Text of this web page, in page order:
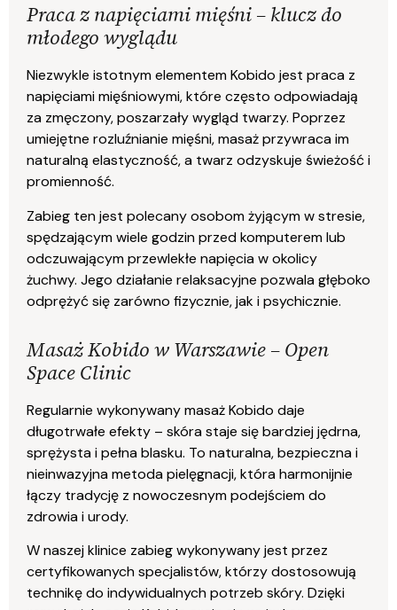
Praca z napięciami mięśni – klucz do
młodego wyglądu
Niezwykle istotnym elementem Kobido jest praca z
napięciami mięśniowymi, które często odpowiadają
za zmęczony, poszarzały wygląd twarzy. Poprzez
umiejętne rozluźnianie mięśni, masaż przywraca im
naturalną elastyczność, a twarz odzyskuje świeżość i
promienność.
Zabieg ten jest polecany osobom żyjącym w stresie,
spędzającym wiele godzin przed komputerem lub
odczuwającym przewlekłe napięcia w okolicy
żuchwy. Jego działanie relaksacyjne pozwala głęboko
odprężyć się zarówno fizycznie, jak i psychicznie.
Masaż Kobido w Warszawie – Open
Space Clinic
Regularnie wykonywany masaż Kobido daje
długotrwałe efekty – skóra staje się bardziej jędrna,
sprężysta i pełna blasku. To naturalna, bezpieczna i
nieinwazyjna metoda pielęgnacji, która harmonijnie
łączy tradycję z nowoczesnym podejściem do
zdrowia i urody.
W naszej klinice zabieg wykonywany jest przez
certyfikowanych specjalistów, którzy dostosowują
technikę do indywidualnych potrzeb skóry. Dzięki